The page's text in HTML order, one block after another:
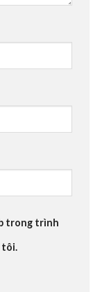
trong trình
tôi.